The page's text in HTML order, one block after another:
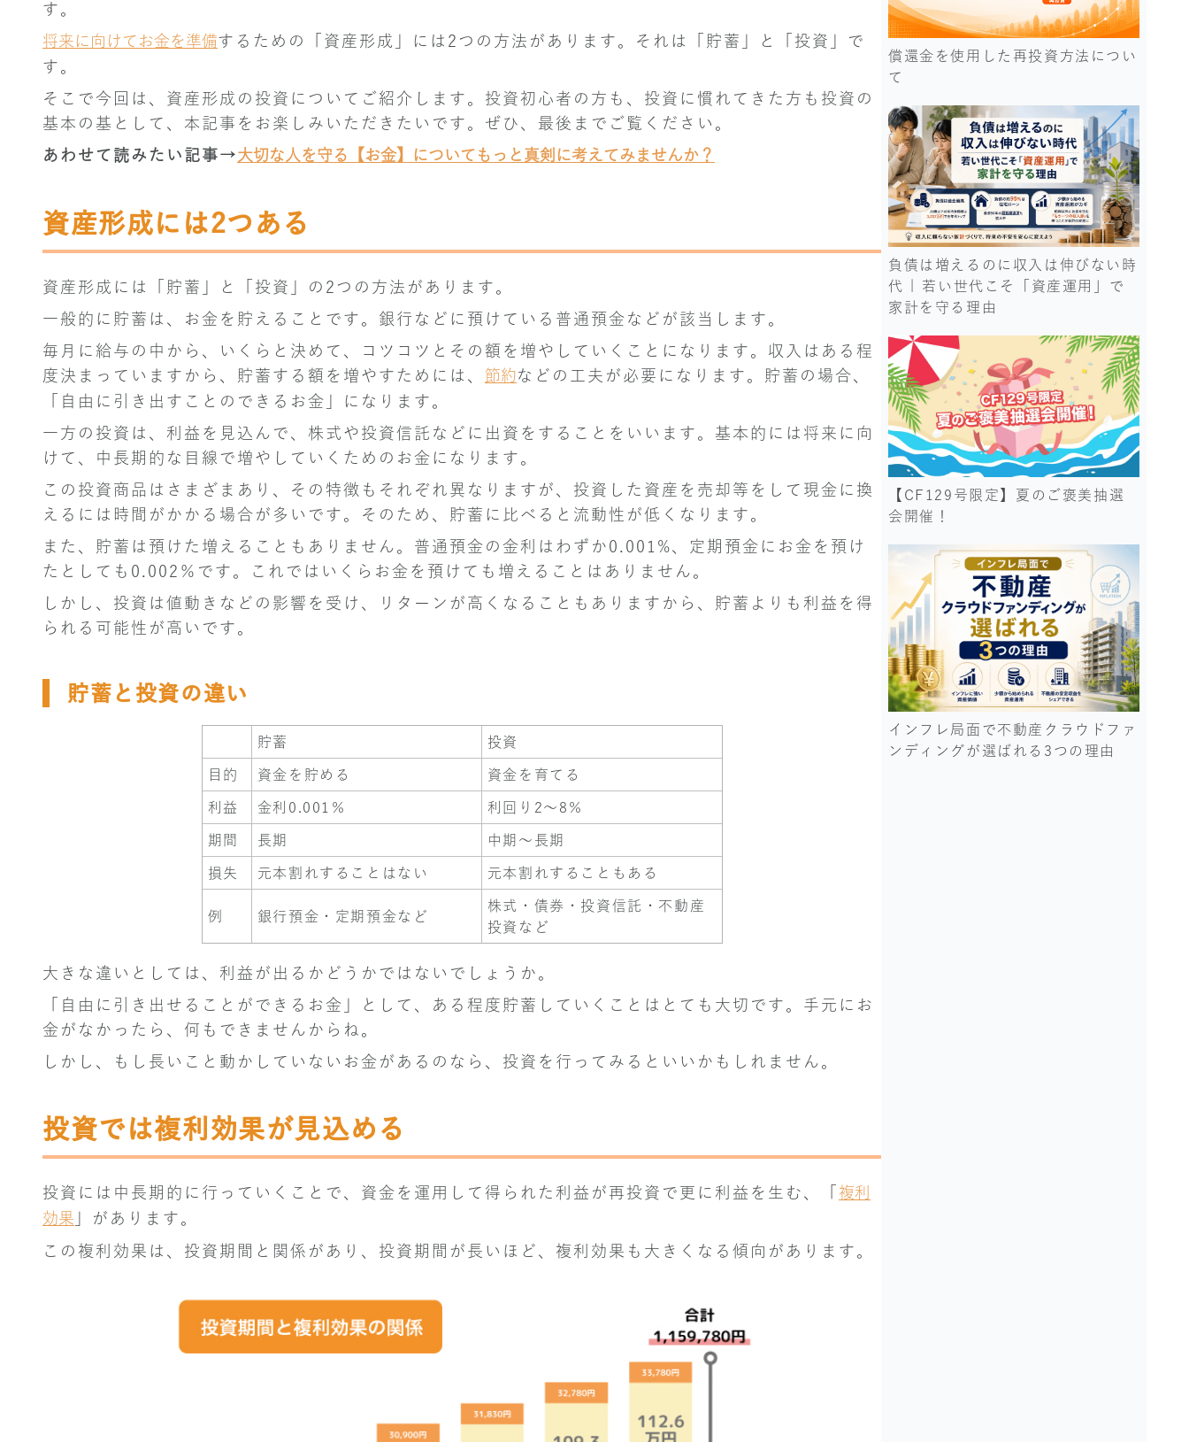
す。
将来に向けてお金を準備するための「資産形成」には2つの方法があります。それは「貯蓄」と「投資」で
す。
そこで今回は、資産形成の投資についてご紹介します。投資初心者の方も、投資に慣れてきた方も投資の
基本の基として、本記事をお楽しみいただきたいです。ぜひ、最後までご覧ください。
あわせて読みたい記事→大切な人を守る【お金】についてもっと真剣に考えてみませんか？
資産形成には2つある
資産形成には「貯蓄」と「投資」の2つの方法があります。
一般的に貯蓄は、お金を貯えることです。銀行などに預けている普通預金などが該当します。
毎月に給与の中から、いくらと決めて、コツコツとその額を増やしていくことになります。収入はある程
度決まっていますから、貯蓄する額を増やすためには、 節約などの工夫が必要になります。貯蓄の場合、
「自由に引き出すことのできるお金」になります。
一方の投資は、利益を見込んで、株式や投資信託などに出資をすることをいいます。基本的には将来に向
けて、中長期的な目線で増やしていくためのお金になります。
この投資商品はさまざまあり、その特徴もそれぞれ異なりますが、投資した資産を売却等をして現金に換
えるには時間がかかる場合が多いです。そのため、貯蓄に比べると流動性が低くなります。
また、貯蓄は預けた増えることもありません。普通預金の金利はわずか0.001%、定期預金にお金を預け
たとしても0.002％です。これではいくらお金を預けても増えることはありません。
しかし、投資は値動きなどの影響を受け、リターンが高くなることもありますから、貯蓄よりも利益を得
られる可能性が高いです。
貯蓄と投資の違い
貯蓄 投資
目的 資金を貯める 資金を育てる
利益 金利0.001％ 利回り2～8％
期間 長期 中期～長期
損失 元本割れすることはない 元本割れすることもある
例 銀行預金・定期預金など
株式・債券・投資信託・不動産
投資など
大きな違いとしては、利益が出るかどうかではないでしょうか。
「自由に引き出せることができるお金」として、ある程度貯蓄していくことはとても大切です。手元にお
金がなかったら、何もできませんからね。
しかし、もし長いこと動かしていないお金があるのなら、投資を行ってみるといいかもしれません。
投資では複利効果が見込める
投資には中長期的に行っていくことで、資金を運用して得られた利益が再投資で更に利益を生む、「 複利
効果 」があります。
この複利効果は、投資期間と関係があり、投資期間が長いほど、複利効果も大きくなる傾向があります。
償還金を使用した再投資方法につい
て
負債は増えるのに収入は伸びない時
代 | 若い世代こそ「資産運用」で
家計を守る理由
【CF129号限定】夏のご褒美抽選
会開催！
インフレ局面で不動産クラウドファ
ンディングが選ばれる3つの理由